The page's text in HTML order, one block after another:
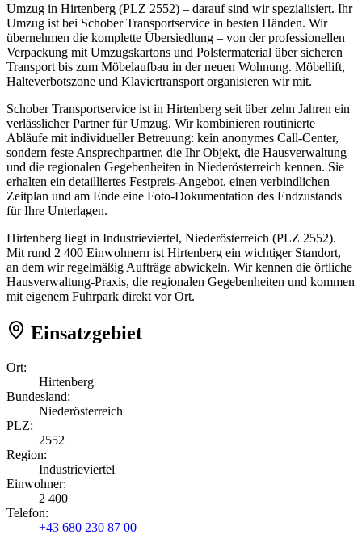
Umzug in Hirtenberg (PLZ 2552) – darauf sind wir spezialisiert. Ihr
Umzug ist bei Schober Transportservice in besten Händen. Wir
übernehmen die komplette Übersiedlung – von der professionellen
Verpackung mit Umzugskartons und Polstermaterial über sicheren
Transport bis zum Möbelaufbau in der neuen Wohnung. Möbellift,
Halteverbotszone und Klaviertransport organisieren wir mit.
Schober Transportservice ist in Hirtenberg seit über zehn Jahren ein
verlässlicher Partner für Umzug. Wir kombinieren routinierte
Abläufe mit individueller Betreuung: kein anonymes Call-Center,
sondern feste Ansprechpartner, die Ihr Objekt, die Hausverwaltung
und die regionalen Gegebenheiten in Niederösterreich kennen. Sie
erhalten ein detailliertes Festpreis-Angebot, einen verbindlichen
Zeitplan und am Ende eine Foto-Dokumentation des Endzustands
für Ihre Unterlagen.
Hirtenberg liegt in Industrieviertel, Niederösterreich (PLZ 2552).
Mit rund 2 400 Einwohnern ist Hirtenberg ein wichtiger Standort,
an dem wir regelmäßig Aufträge abwickeln. Wir kennen die örtliche
Hausverwaltung-Praxis, die regionalen Gegebenheiten und kommen
mit eigenem Fuhrpark direkt vor Ort.
Einsatzgebiet
Ort:
Hirtenberg
Bundesland:
Niederösterreich
PLZ:
2552
Region:
Industrieviertel
Einwohner:
2 400
Telefon:
+43 680 230 87 00